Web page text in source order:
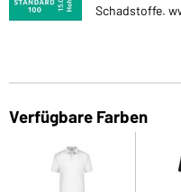
Schadstoffe.
Verfügbare Farben